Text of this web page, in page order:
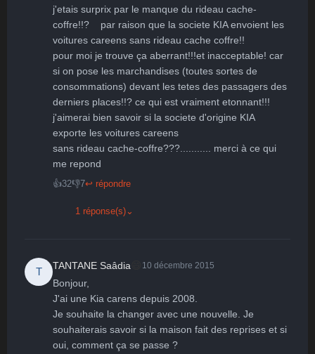
j'etais surprix par le manque du rideau cache-
coffre!!?    par raison que la societe KIA envoient les
voitures careens sans rideau cache coffre!!
pour moi je trouve ça aberrant!!!et inacceptable! car
si on pose les marchandises (toutes sortes de
consommations) devant les tetes des passagers des
derniers places!!? ce qui est vraiment etonnant!!!
j'aimerai bien savoir si la societe d'origine KIA
exporte les voitures careens
sans rideau cache-coffre???........... merci à ce qui
me repond
👍32👎7↩ répondre
1 réponse(s) ⌄
T
TANTANE Saâdia 10 décembre 2015
Bonjour,
J'ai une Kia carens depuis 2008.
Je souhaite la changer avec une nouvelle. Je
souhaiterais savoir si la maison fait des reprises et si
oui, comment ça se passe ?